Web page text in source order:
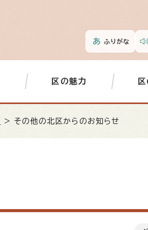
ふりがな
区の魅力
> その他の北区からのお知らせ